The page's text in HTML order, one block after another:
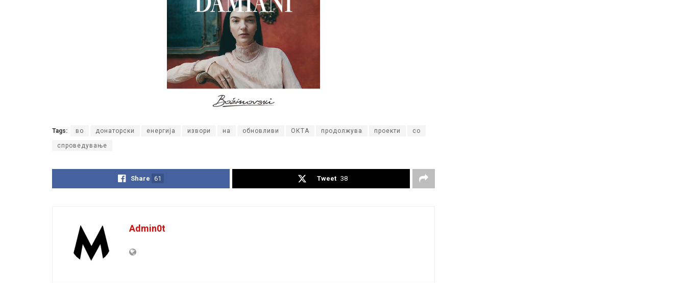
Tags: во донаторски енергија извори на обновливи ОКТА продолжува проекти со
спроведување
Share 61 Tweet 38
Admin0t